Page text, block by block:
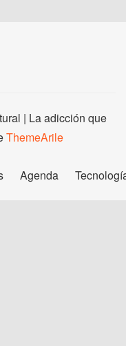
| La adicción que
ThemeArile
Agenda